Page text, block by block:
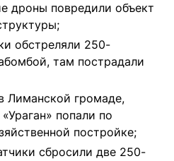
дроны повредили объект
обстреляли 250-
там пострадали
Лиманской громаде,
попали по
постройке;
сбросили две 250-